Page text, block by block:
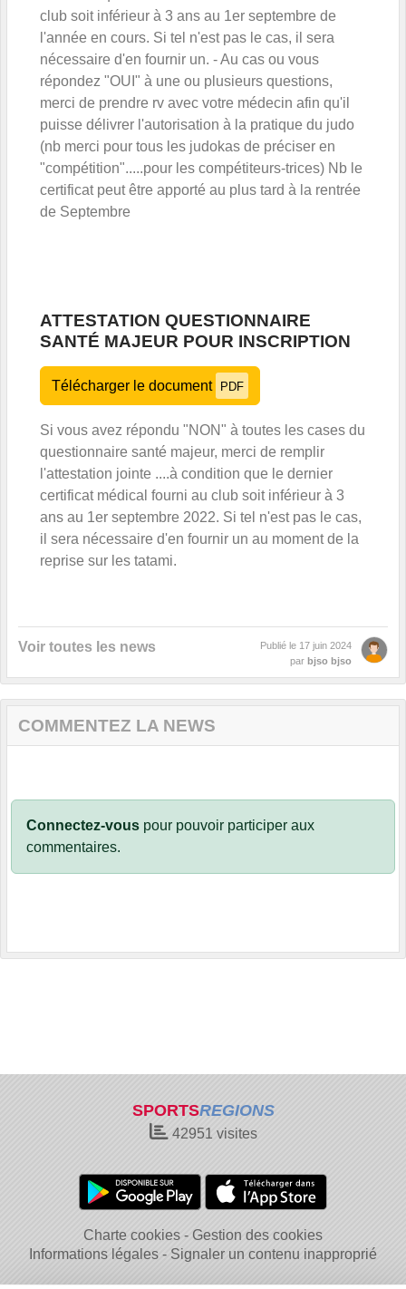
club soit inférieur à 3 ans au 1er septembre de
l'année en cours. Si tel n'est pas le cas, il sera
nécessaire d'en fournir un. - Au cas ou vous
répondez "OUI" à une ou plusieurs questions,
merci de prendre rv avec votre médecin afin qu'il
puisse délivrer l'autorisation à la pratique du judo
(nb merci pour tous les judokas de préciser en
"compétition".....pour les compétiteurs-trices) Nb le
certificat peut être apporté au plus tard à la rentrée
de Septembre
ATTESTATION QUESTIONNAIRE
SANTÉ MAJEUR POUR INSCRIPTION
Télécharger le document PDF
Si vous avez répondu "NON" à toutes les cases du
questionnaire santé majeur, merci de remplir
l'attestation jointe ....à condition que le dernier
certificat médical fourni au club soit inférieur à 3
ans au 1er septembre 2022. Si tel n'est pas le cas,
il sera nécessaire d'en fournir un au moment de la
reprise sur les tatami.
Voir toutes les news Publié le 17 juin 2024
par bjso bjso
COMMENTEZ LA NEWS
Connectez-vous pour pouvoir participer aux
commentaires.
SPORTSREGIONS
42951 visites
Charte cookies
Gestion des cookies
Informations légales
Signaler un contenu inapproprié